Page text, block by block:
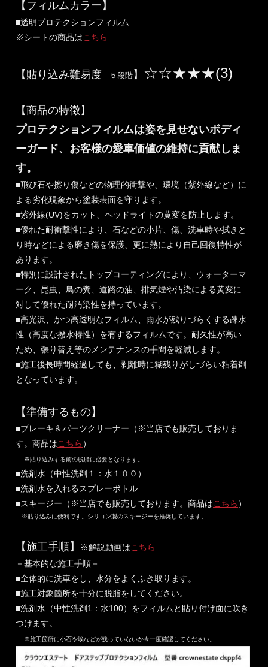
【フィルムカラー】
■透明プロテクションフィルム
※シートの商品はこちら
【貼り込み難易度 ５段階 】 ☆☆★★★(3)
【商品の特徴】
プロテクションフィルムは姿を見せないボディ
ーガード、お客様の愛車価値の維持に貢献しま
す。
■飛び石や擦り傷などの物理的衝撃や、環境（紫外線など）に
よる劣化現象から塗装表面を守ります。
■紫外線(UV)をカット、ヘッドライトの黄変を防止します。
■優れた耐衝撃性により、石などの小片、傷、洗車時や拭きと
り時などによる磨き傷を保護、更に熱により自己回復特性が
あります。
■特別に設計されたトップコーティングにより、ウォーターマ
ーク、昆虫、鳥の糞、道路の油、排気煙や汚染による黄変に
対して優れた耐汚染性を持っています。
■高光沢、かつ高透明なフィルム、雨水が残りづらくする疎水
性（高度な撥水特性）を有するフィルムです。耐久性が高い
ため、張り替え等のメンテナンスの手間を軽減します。
■施工後長時間経過しても、剥離時に糊残りがしづらい粘着剤
となっています。
【準備するもの】
■ブレーキ＆パーツクリーナー（※当店でも販売しておりま
す。商品はこちら ）
※貼り込みする前の脱脂に必要となります。
■洗剤水（中性洗剤１：水１００）
■洗剤水を入れるスプレーボトル
■スキージー（※当店でも販売しております。商品はこちら ）
※貼り込みに便利です。シリコン製のスキージーを推奨しています。
【施工手順】 ※解説動画はこちら
－基本的な施工手順－
■全体的に洗車をし、水分をよくふき取ります。
■施工対象箇所を十分に脱脂をしてください。
■洗剤水（中性洗剤1：水100）をフィルムと貼り付け面に吹き
つけます。
※施工箇所に小石や埃などが残っていないか今一度確認してください。